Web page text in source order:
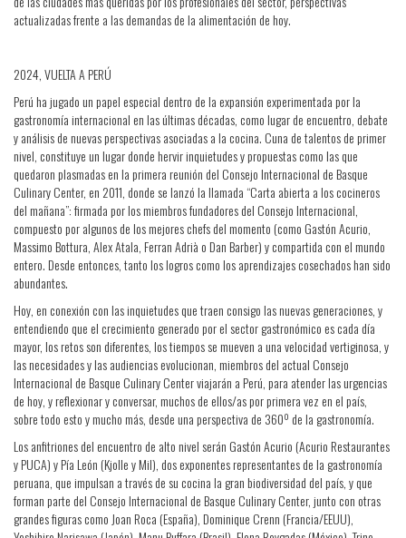
actualizadas frente a las demandas de la alimentación de hoy.
2024, VUELTA A PERÚ
Perú ha jugado un papel especial dentro de la expansión experimentada por la
gastronomía internacional en las últimas décadas, como lugar de encuentro, debate
y análisis de nuevas perspectivas asociadas a la cocina. Cuna de talentos de primer
nivel, constituye un lugar donde hervir inquietudes y propuestas como las que
quedaron plasmadas en la primera reunión del Consejo Internacional de Basque
Culinary Center, en 2011, donde se lanzó la llamada “Carta abierta a los cocineros
del mañana”: firmada por los miembros fundadores del Consejo Internacional,
compuesto por algunos de los mejores chefs del momento (como Gastón Acurio,
Massimo Bottura, Alex Atala, Ferran Adrià o Dan Barber) y compartida con el mundo
entero. Desde entonces, tanto los logros como los aprendizajes cosechados han sido
abundantes.
Hoy, en conexión con las inquietudes que traen consigo las nuevas generaciones, y
entendiendo que el crecimiento generado por el sector gastronómico es cada día
mayor, los retos son diferentes, los tiempos se mueven a una velocidad vertiginosa, y
las necesidades y las audiencias evolucionan, miembros del actual Consejo
Internacional de Basque Culinary Center viajarán a Perú, para atender las urgencias
de hoy, y reflexionar y conversar, muchos de ellos/as por primera vez en el país,
sobre todo esto y mucho más, desde una perspectiva de 360º de la gastronomía.
Los anfitriones del encuentro de alto nivel serán Gastón Acurio (Acurio Restaurantes
y PUCA) y Pía León (Kjolle y Mil), dos exponentes representantes de la gastronomía
peruana, que impulsan a través de su cocina la gran biodiversidad del país, y que
forman parte del Consejo Internacional de Basque Culinary Center, junto con otras
grandes figuras como Joan Roca (España), Dominique Crenn (Francia/EEUU),